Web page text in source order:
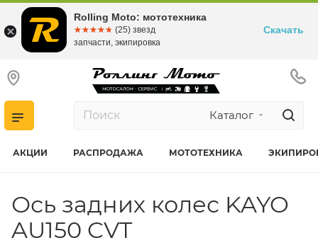
Каталог
АКЦИИ РАСПРОДАЖА МОТОТЕХНИКА
Ось задних колес KAYO
AU150 CVT
Rolling Moto: мототехника
☆☆☆☆☆
★★★★★ (25) звезд
запчасти, экипировка
Скачать